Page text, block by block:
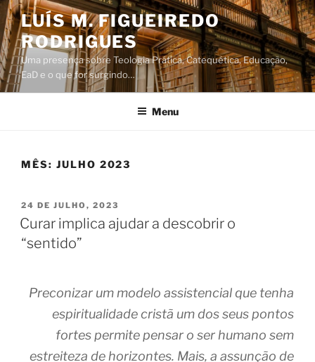
Saltar
para
o
conteúdo
LUÍS M. FIGUEIREDO
RODRIGUES
Uma presença sobre Teologia Prática, Catequética, Educação,
EaD e o que for surgindo…
Menu
MÊS: JULHO 2023
PUBLICADO
EM
24 DE JULHO, 2023
Curar implica ajudar a descobrir o
“sentido”
Preconizar um modelo assistencial que tenha
espiritualidade cristã um dos seus pontos
fortes permite pensar o ser humano sem
estreiteza de horizontes. Mais, a assunção de